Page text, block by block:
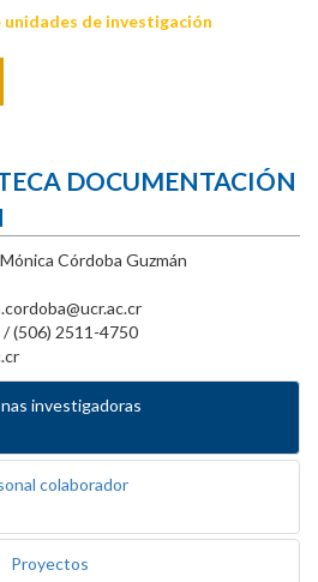
de investigación
DOCUMENTACIÓN
Córdoba Guzmán
(506) 2511-4750
investigadoras
colaborador
Proyectos